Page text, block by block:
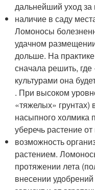
дальнейший уход за
наличие в саду
Ломоносы
удачном
дольше. На
сначала решить,
культурами она
. При высоком
«тяжелых»
насыпного холмика
уберечь растение
возможность
растением.
протяжении лета
внесении